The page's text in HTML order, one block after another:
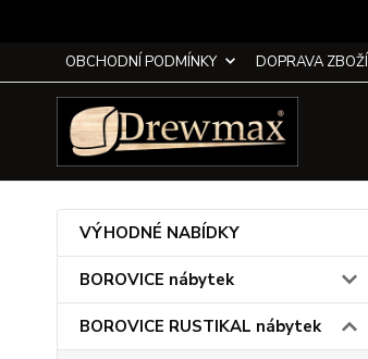
OBCHODNÍ PODMÍNKY DOPRAVA ZBOŽÍ
VÝHODNÉ NABÍDKY
BOROVICE nábytek
BOROVICE RUSTIKAL nábytek